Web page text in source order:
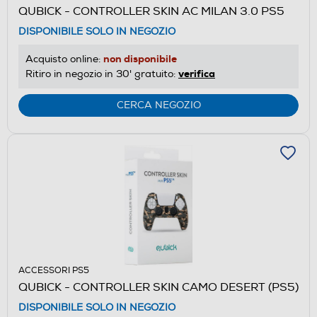
QUBICK - CONTROLLER SKIN AC MILAN 3.0 PS5
DISPONIBILE SOLO IN NEGOZIO
Acquisto online: non disponibile
Ritiro in negozio in 30' gratuito: verifica
CERCA NEGOZIO
ACCESSORI PS5
QUBICK - CONTROLLER SKIN CAMO DESERT (PS5)
DISPONIBILE SOLO IN NEGOZIO